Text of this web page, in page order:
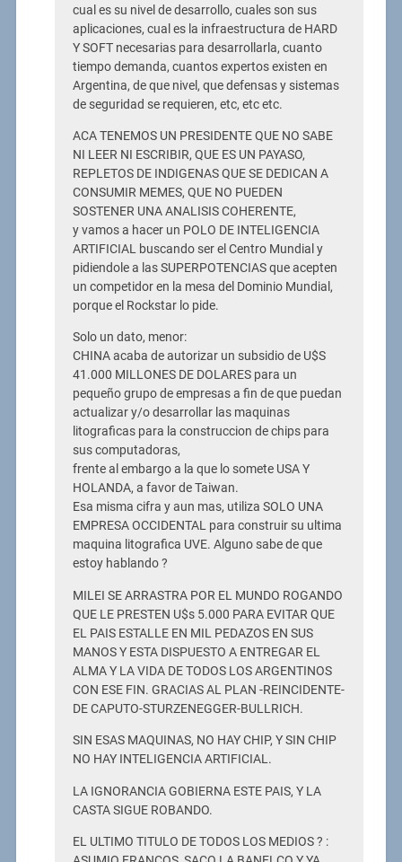
cual es su nivel de desarrollo, cuales son sus
aplicaciones, cual es la infraestructura de HARD
Y SOFT necesarias para desarrollarla, cuanto
tiempo demanda, cuantos expertos existen en
Argentina, de que nivel, que defensas y sistemas
de seguridad se requieren, etc, etc etc.
ACA TENEMOS UN PRESIDENTE QUE NO SABE
NI LEER NI ESCRIBIR, QUE ES UN PAYASO,
REPLETOS DE INDIGENAS QUE SE DEDICAN A
CONSUMIR MEMES, QUE NO PUEDEN
SOSTENER UNA ANALISIS COHERENTE,
y vamos a hacer un POLO DE INTELIGENCIA
ARTIFICIAL buscando ser el Centro Mundial y
pidiendole a las SUPERPOTENCIAS que acepten
un competidor en la mesa del Dominio Mundial,
porque el Rockstar lo pide.
Solo un dato, menor:
CHINA acaba de autorizar un subsidio de U$S
41.000 MILLONES DE DOLARES para un
pequeño grupo de empresas a fin de que puedan
actualizar y/o desarrollar las maquinas
litograficas para la construccion de chips para
sus computadoras,
frente al embargo a la que lo somete USA Y
HOLANDA, a favor de Taiwan.
Esa misma cifra y aun mas, utiliza SOLO UNA
EMPRESA OCCIDENTAL para construir su ultima
maquina litografica UVE. Alguno sabe de que
estoy hablando ?
MILEI SE ARRASTRA POR EL MUNDO ROGANDO
QUE LE PRESTEN U$s 5.000 PARA EVITAR QUE
EL PAIS ESTALLE EN MIL PEDAZOS EN SUS
MANOS Y ESTA DISPUESTO A ENTREGAR EL
ALMA Y LA VIDA DE TODOS LOS ARGENTINOS
CON ESE FIN. GRACIAS AL PLAN -REINCIDENTE-
DE CAPUTO-STURZENEGGER-BULLRICH.
SIN ESAS MAQUINAS, NO HAY CHIP, Y SIN CHIP
NO HAY INTELIGENCIA ARTIFICIAL.
LA IGNORANCIA GOBIERNA ESTE PAIS, Y LA
CASTA SIGUE ROBANDO.
EL ULTIMO TITULO DE TODOS LOS MEDIOS ? :